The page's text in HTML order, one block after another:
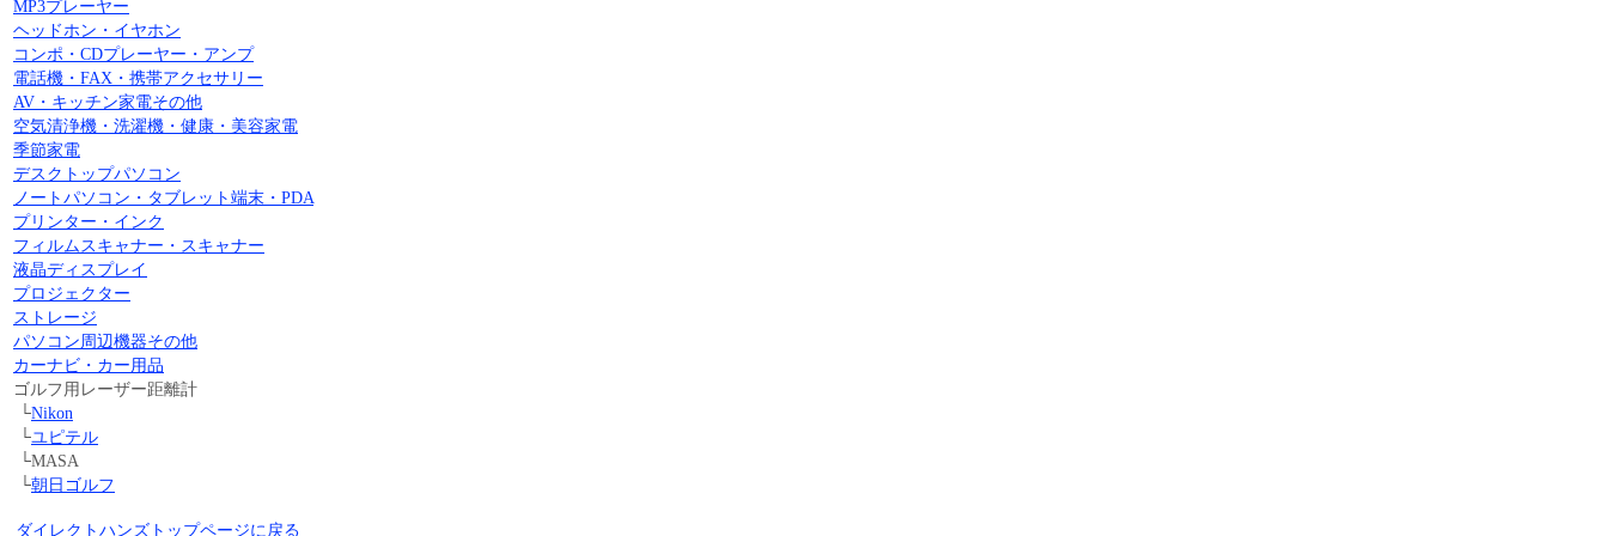
MP3プレーヤー
ヘッドホン・イヤホン
コンポ・CDプレーヤー・アンプ
電話機・FAX・携帯アクセサリー
AV・キッチン家電その他
空気清浄機・洗濯機・健康・美容家電
季節家電
デスクトップパソコン
ノートパソコン・タブレット端末・PDA
プリンター・インク
フィルムスキャナー・スキャナー
液晶ディスプレイ
プロジェクター
ストレージ
パソコン周辺機器その他
カーナビ・カー用品
ゴルフ用レーザー距離計
└Nikon
└ユピテル
└MASA
└朝日ゴルフ
ダイレクトハンズトップページに戻る